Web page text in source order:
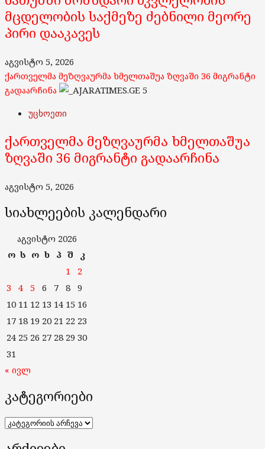
მცდელობის საქმეზე ძებნილი მეორე
პირი დააკავეს
აგვისტო 5, 2026
ქართველმა მეზღვაურმა ხმელთაშუა ზღვაში 36 მიგრანტი
გადაარჩინა
5
უცხოეთი
ქართველმა მეზღვაურმა ხმელთაშუა
ზღვაში 36 მიგრანტი გადაარჩინა
აგვისტო 5, 2026
სიახლეების კალენდარი
აგვისტო 2026
ო ს ო ხ პ შ
კ
1
2
3
4 5 6 7 8 9
10 11 12 13 14 15 16
17 18 19 20 21 22 23
24 25 26 27 28 29 30
31
« ივლ
კატეგორიები
კატეგორიები